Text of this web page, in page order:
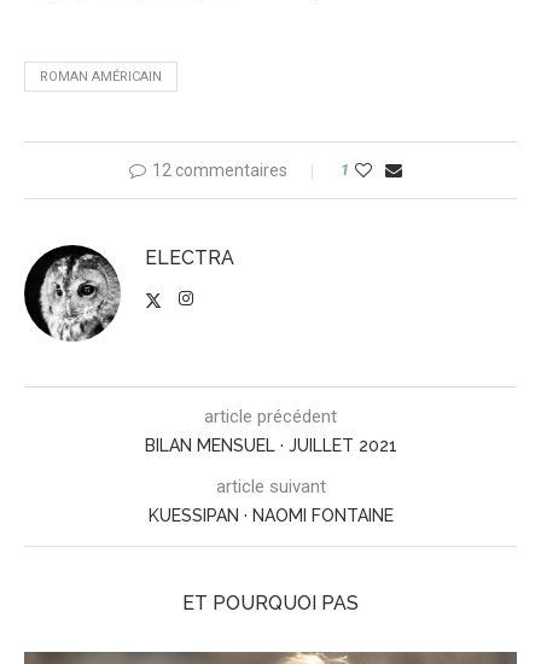
ROMAN AMÉRICAIN
12 commentaires 1
ELECTRA
article précédent
BILAN MENSUEL · JUILLET 2021
article suivant
KUESSIPAN · NAOMI FONTAINE
ET POURQUOI PAS